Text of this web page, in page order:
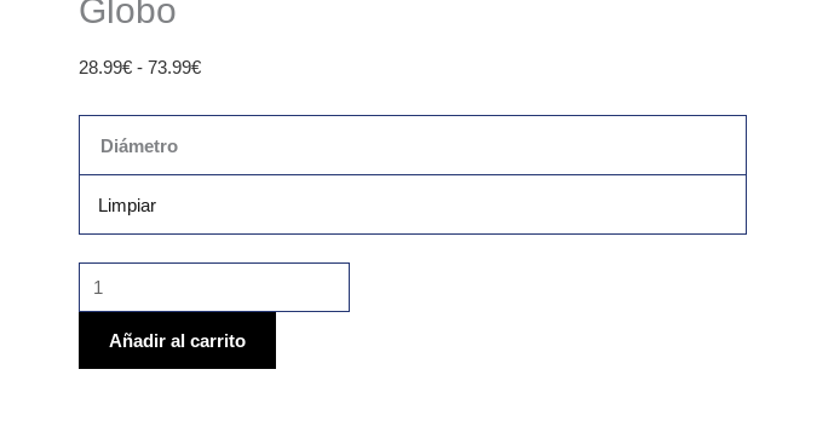
Globo
28.99€ - 73.99€
Diámetro
Limpiar
Añadir al carrito